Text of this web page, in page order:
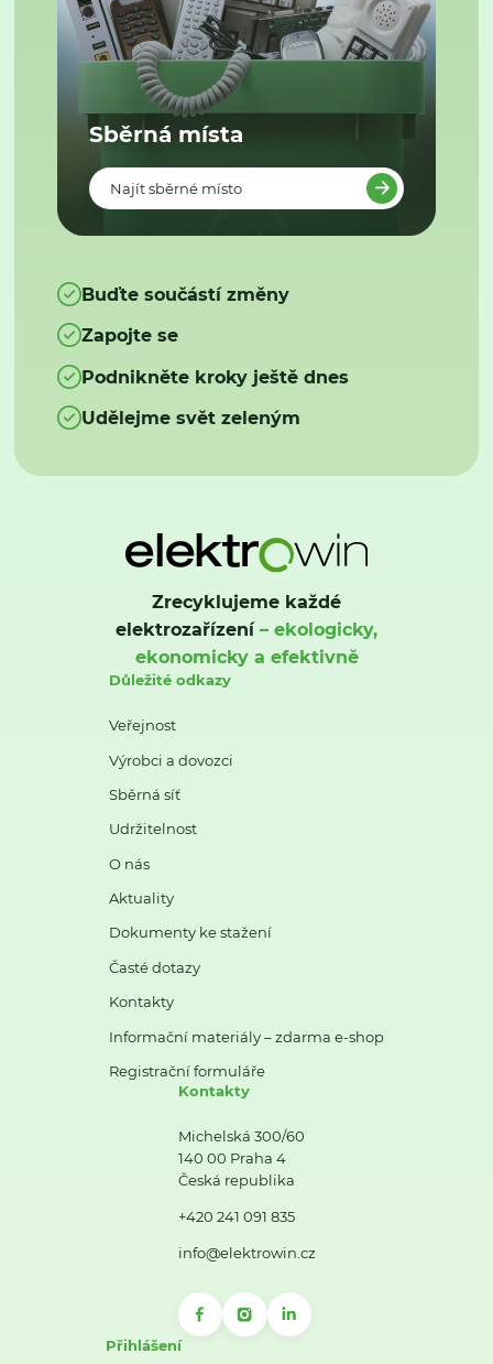
Sběrná místa
Najít sběrné místo
Buďte součástí změny
Zapojte se
Podnikněte kroky ještě dnes
Udělejme svět zeleným
Zrecyklujeme každé
elektrozařízení– ekologicky,
ekonomicky a efektivně
Důležité odkazy
Veřejnost
Výrobci a dovozci
Sběrná síť
Udržitelnost
O nás
Aktuality
Dokumenty ke stažení
Časté dotazy
Kontakty
Informační materiály – zdarma e-shop
Registrační formuláře
Kontakty
Michelská 300/60
140 00 Praha 4
Česká republika
+420 241 091 835
info@elektrowin.cz
Přihlášení